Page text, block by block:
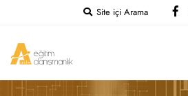
Site içi Arama